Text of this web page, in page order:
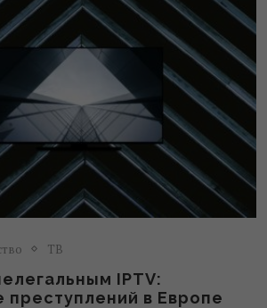
ТВ
IPTV:
преступлений в Европе